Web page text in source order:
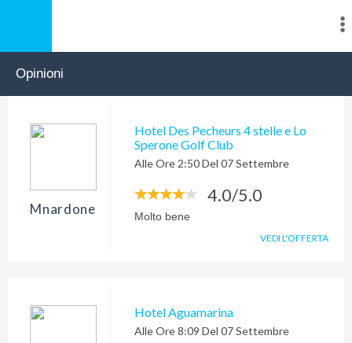
Opinioni
Mnardone
Hotel Des Pecheurs 4 stelle e Lo
Sperone Golf Club
Alle Ore 2:50 Del 07 Settembre
4.0/5.0
Molto bene
VEDI L'OFFERTA
Hotel Aguamarina
Alle Ore 8:09 Del 07 Settembre